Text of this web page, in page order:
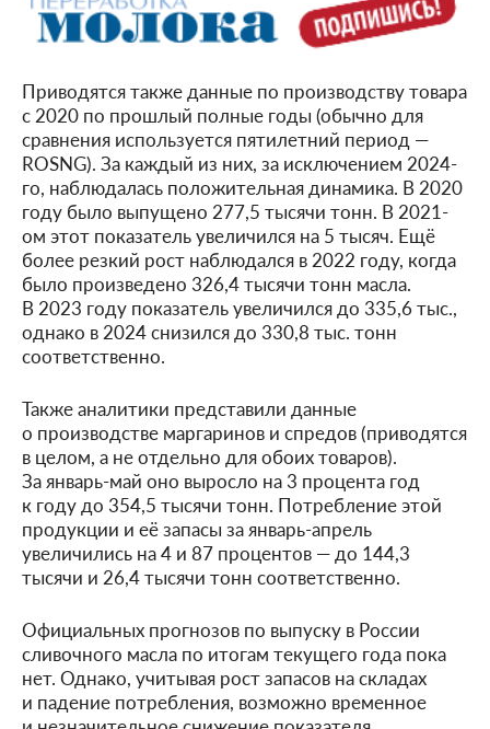
Приводятся также данные по производству товара
с 2020 по прошлый полные годы (обычно для
сравнения используется пятилетний период —
ROSNG). За каждый из них, за исключением 2024-
го, наблюдалась положительная динамика. В 2020
году было выпущено 277,5 тысячи тонн. В 2021-
ом этот показатель увеличился на 5 тысяч. Ещё
более резкий рост наблюдался в 2022 году, когда
было произведено 326,4 тысячи тонн масла.
В 2023 году показатель увеличился до 335,6 тыс.,
однако в 2024 снизился до 330,8 тыс. тонн
соответственно.
Также аналитики представили данные
о производстве маргаринов и спредов (приводятся
в целом, а не отдельно для обоих товаров).
За январь-май оно выросло на 3 процента год
к году до 354,5 тысячи тонн. Потребление этой
продукции и её запасы за январь-апрель
увеличились на 4 и 87 процентов — до 144,3
тысячи и 26,4 тысячи тонн соответственно.
Официальных прогнозов по выпуску в России
сливочного масла по итогам текущего года пока
нет. Однако, учитывая рост запасов на складах
и падение потребления, возможно временное